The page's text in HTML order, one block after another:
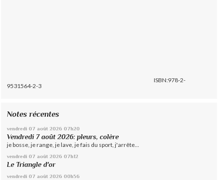
ISBN:978-2-
9531564-2-3
Notes récentes
vendredi 07 août 2026 07h20
Vendredi 7 août 2026: pleurs, colère
je bosse, je range, je lave, je fais du sport, j'arrête...
vendredi 07 août 2026 07h12
Le Triangle d'or
vendredi 07 août 2026 00h56